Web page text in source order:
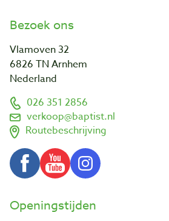
Bezoek ons
Vlamoven 32
6826 TN Arnhem
Nederland
026 351 2856
verkoop@baptist.nl
Routebeschrijving
Openingstijden